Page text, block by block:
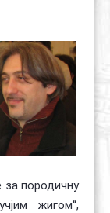
за породичну
жигом“,